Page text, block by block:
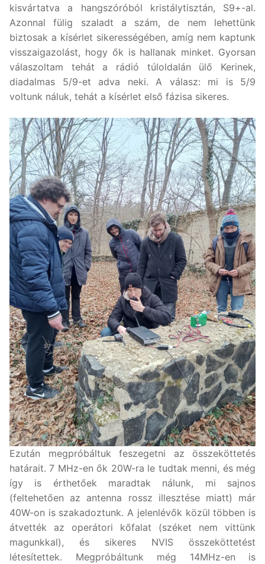
kisvártatva a hangszóróból kristálytisztán, S9+-al.
Azonnal fülig szaladt a szám, de nem lehettünk
biztosak a kísérlet sikerességében, amíg nem kaptunk
visszaigazolást, hogy ők is hallanak minket. Gyorsan
válaszoltam tehát a rádió túloldalán ülő Kerinek,
diadalmas 5/9-et adva neki. A válasz: mi is 5/9
voltunk náluk, tehát a kísérlet első fázisa sikeres.
Ezután megpróbáltuk feszegetni az összeköttetés
határait. 7 MHz-en ők 20W-ra le tudtak menni, és még
így is érthetőek maradtak nálunk, mi sajnos
(feltehetően az antenna rossz illesztése miatt) már
40W-on is szakadoztunk. A jelenlévők közül többen is
átvették az operátori kőfalat (széket nem vittünk
magunkkal), és sikeres NVIS összeköttetést
létesítettek. Megpróbáltunk még 14MHz-en is